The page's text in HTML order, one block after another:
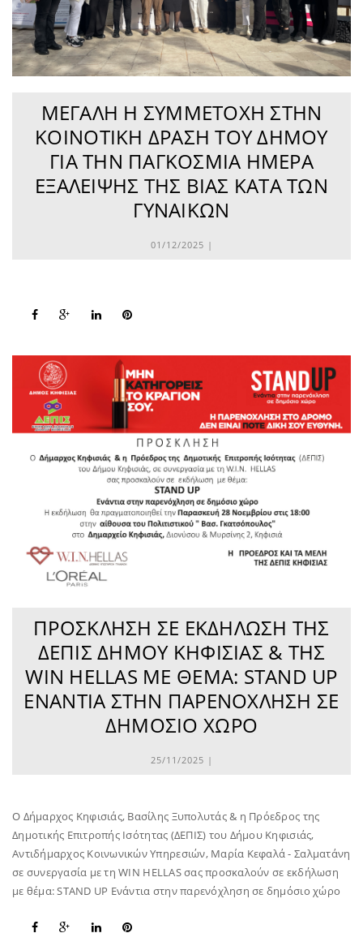
ΜΕΓΆΛΗ Η ΣΥΜΜΕΤΟΧΉ ΣΤΗΝ
ΚΟΙΝΟΤΙΚΉ ΔΡΆΣΗ ΤΟΥ ΔΉΜΟΥ
ΓΙΑ ΤΗΝ ΠΑΓΚΌΣΜΙΑ ΗΜΈΡΑ
ΕΞΆΛΕΙΨΗΣ ΤΗΣ ΒΊΑΣ ΚΑΤΆ ΤΩΝ
ΓΥΝΑΙΚΏΝ
01/12/2025 |
ΠΡΌΣΚΛΗΣΗ ΣΕ ΕΚΔΉΛΩΣΗ ΤΗΣ
ΔΕΠΙΣ ΔΉΜΟΥ ΚΗΦΙΣΙΆΣ & ΤΗΣ
WIN HELLAS ΜΕ ΘΈΜΑ: STAND UP
ΕΝΆΝΤΙΑ ΣΤΗΝ ΠΑΡΕΝΌΧΛΗΣΗ ΣΕ
ΔΗΜΌΣΙΟ ΧΏΡΟ
25/11/2025 |
Ο Δήμαρχος Κηφισιάς, Βασίλης Ξυπολυτάς & η Πρόεδρος της
Δημοτικής Επιτροπής Ισότητας (ΔΕΠΙΣ) του Δήμου Κηφισιάς,
Αντιδήμαρχος Κοινωνικών Υπηρεσιών, Μαρία Κεφαλά - Σαλματάνη
σε συνεργασία με τη WIN HELLAS σας προσκαλούν σε εκδήλωση
με θέμα: STAND UP Ενάντια στην παρενόχληση σε δημόσιο χώρο